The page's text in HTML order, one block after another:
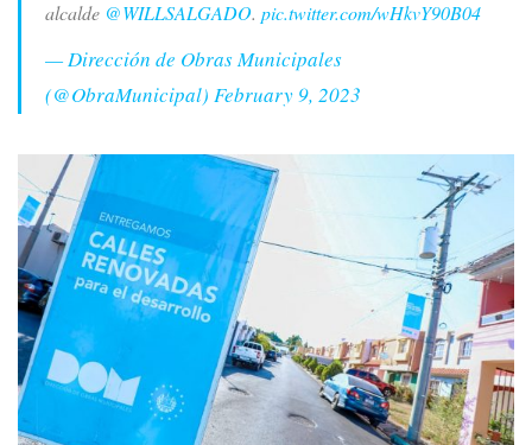
alcalde @WILLSALGADO. pic.twitter.com/wHkvY90B04
— Dirección de Obras Municipales
(@ObraMunicipal) February 9, 2023